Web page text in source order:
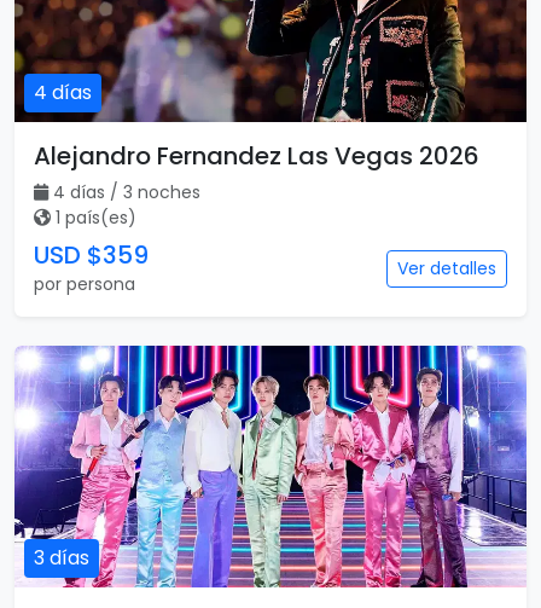
4 días
Alejandro Fernandez Las Vegas 2026
4 días / 3 noches
1 país(es)
USD $359
por persona
Ver detalles
3 días